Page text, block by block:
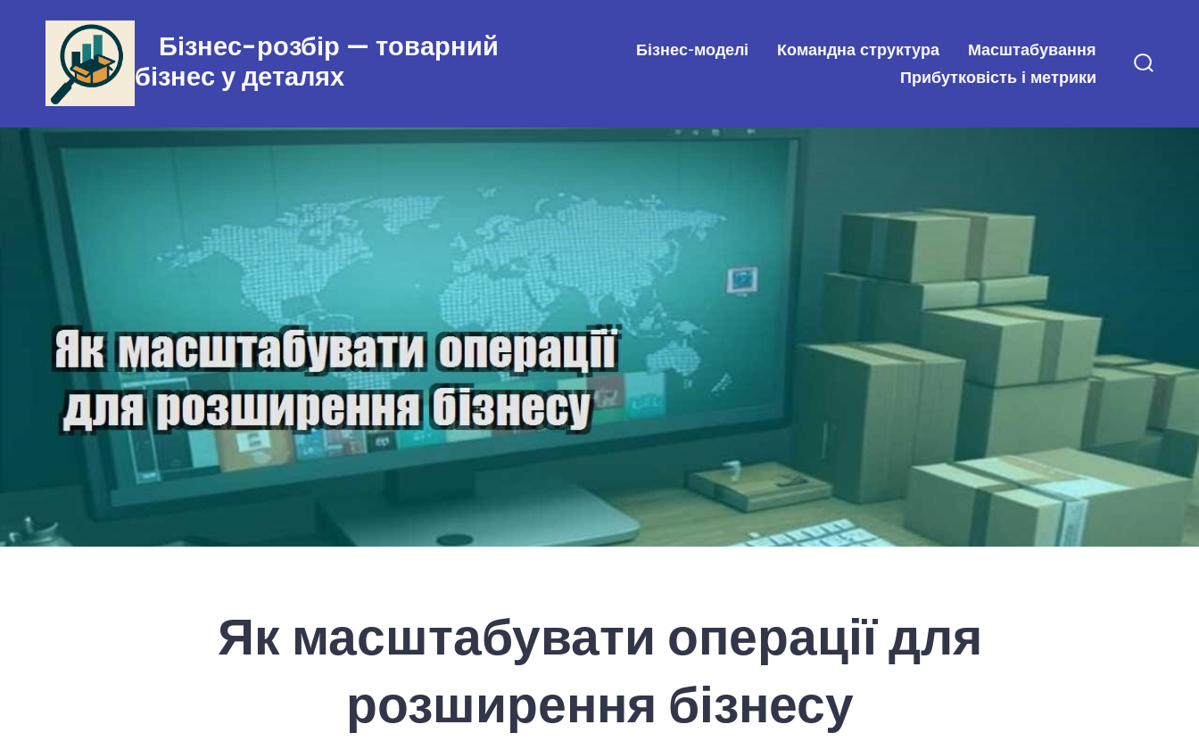
Бізнес-розбір — товарний
бізнес у деталях
Бізнес-моделі Командна структура
Масштабування
Прибутковість і метрики
Як масштабувати операції для
розширення бізнесу